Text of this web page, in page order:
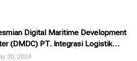
Digital Maritime Development
(DMDC) PT. Integrasi Logistik
Solusi (ILCS) / Pelindo Solusi
20, 2024